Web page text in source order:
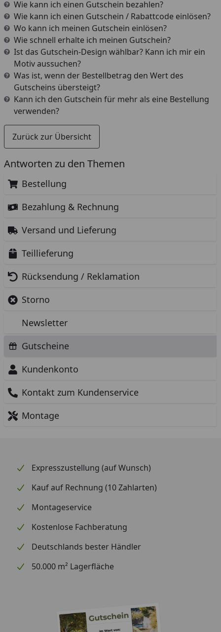
Antworten zu den Themen
Bestellung
Bezahlung & Rechnung
Versand und Lieferung
Teillieferung
Rücksendung / Reklamation
Storno
Newsletter
Gutscheine
Kundenkonto
Kontakt zum Kundenservice
Montage
Wie kann ich einen Gutschein bezahlen?
Wie kann ich einen Gutschein / Rabattcode einlösen?
Wo kann ich meinen Gutschein einlösen?
Wie schnell erhalte ich meinen Gutschein?
Ist das Gutschein-Design wählbar? Kann ich mir ein
Motiv aussuchen?
Was ist, wenn der Bestellbetrag den Wert des
Gutscheins übersteigt?
Kann ich den Gutschein für mehr als eine Bestellung
verwenden?
Zurück zur Übersicht
Expresszustellung (auf Wunsch)
Kauf auf Rechnung (10 Zahlarten)
Montageservice
Kostenlose Fachberatung
Deutschlands bester Händler
50.000 m² Lagerfläche